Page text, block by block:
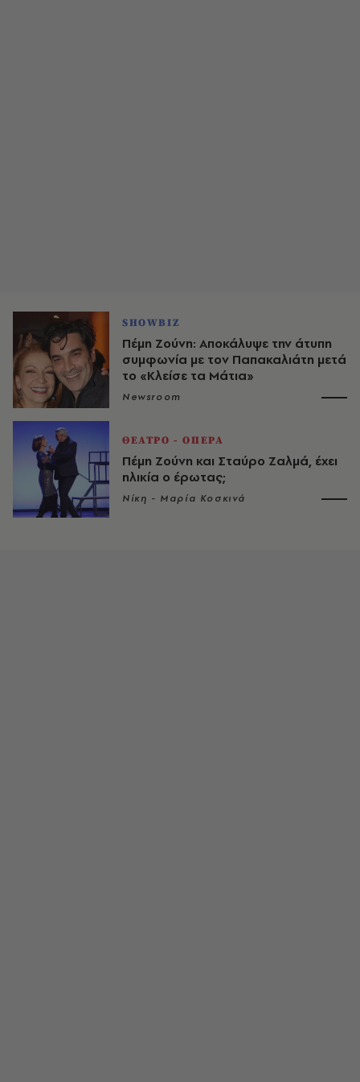
SHOWBIZ
Πέμη Ζούνη: Αποκάλυψε την άτυπη
συμφωνία με τον Παπακαλιάτη μετά
το «Κλείσε τα Μάτια»
Newsroom
ΘΕΑΤΡΟ - ΟΠΕΡΑ
Πέμη Ζούνη και Σταύρο Ζαλμά, έχει
ηλικία ο έρωτας;
Νίκη - Μαρία Κοσκινά